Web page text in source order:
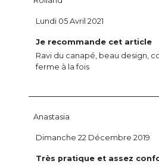
Je recommande cet article
Ravi du canapé, beau design,
ferme à la fois
Lundi 05 Avril 2021
Anastasia
Très pratique et assez
Dimanche 22 Décembre 2019